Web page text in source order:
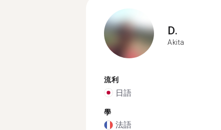
D.
Akita
流利
日語
學
法語